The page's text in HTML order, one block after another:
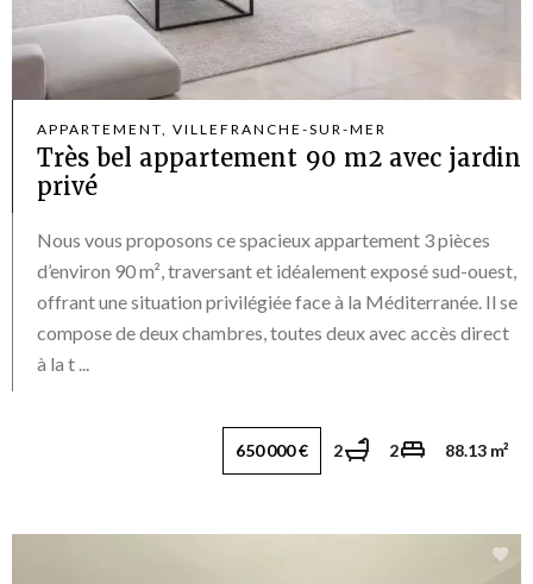
APPARTEMENT, VILLEFRANCHE-SUR-MER
Très bel appartement 90 m2 avec jardin
privé
Nous vous proposons ce spacieux appartement 3 pièces
d’environ 90 m², traversant et idéalement exposé sud-ouest,
offrant une situation privilégiée face à la Méditerranée. Il se
compose de deux chambres, toutes deux avec accès direct
à la t ...
88.13 m²
2
2
650 000 €